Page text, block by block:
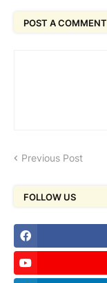
POST A COMMENT
Previous Post
FOLLOW US